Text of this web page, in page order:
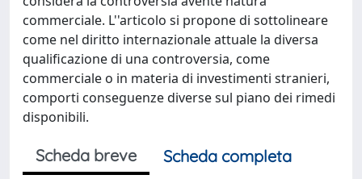
commerciale. L''articolo si propone di sottolineare
come nel diritto internazionale attuale la diversa
qualificazione di una controversia, come
commerciale o in materia di investimenti stranieri,
comporti conseguenze diverse sul piano dei rimedi
disponibili.
Scheda breve
Scheda completa